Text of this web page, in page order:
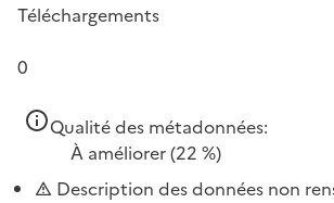
Téléchargements
0
Qualité des métadonnées:
À améliorer(22 %)
Description des données non